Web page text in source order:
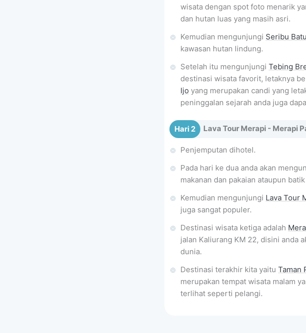
wisata dengan spot foto menarik
dan hutan luas yang masih asri.
Kemudian mengunjungi Seribu
kawasan hutan lindung.
Setelah itu mengunjungi Tebing
destinasi wisata favorit, letaknya
Ijo yang merupakan candi yang
peninggalan sejarah anda juga
Hari 2 Lava Tour Merapi - Merapi
Penjemputan dihotel.
Pada hari ke dua anda akan
makanan dan pakaian ataupun
Kemudian mengunjungi Lava Tour
juga sangat populer.
Destinasi wisata ketiga adalah
jalan Kaliurang KM 22, disini anda
dunia.
Destinasi terakhir kita yaitu Taman
merupakan tempat wisata malam
terlihat seperti pelangi.